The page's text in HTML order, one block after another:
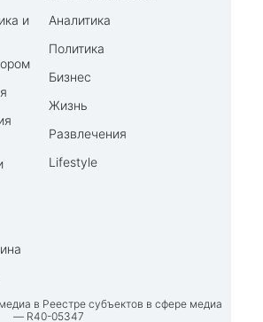
и
Аналитика
Политика
Бизнес
Жизнь
Развлечения
Lifestyle
в Реестре субъектов в сфере медиа
— R40-05347